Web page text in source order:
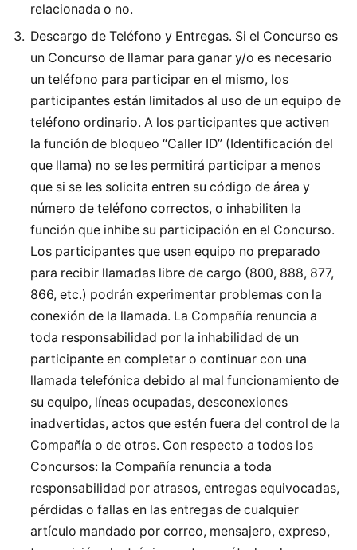
relacionada o no.
Descargo de Teléfono y Entregas. Si el Concurso es
un Concurso de llamar para ganar y/o es necesario
un teléfono para participar en el mismo, los
participantes están limitados al uso de un equipo de
teléfono ordinario. A los participantes que activen
la función de bloqueo “Caller ID” (Identificación del
que llama) no se les permitirá participar a menos
que si se les solicita entren su código de área y
número de teléfono correctos, o inhabiliten la
función que inhibe su participación en el Concurso.
Los participantes que usen equipo no preparado
para recibir llamadas libre de cargo (800, 888, 877,
866, etc.) podrán experimentar problemas con la
conexión de la llamada. La Compañía renuncia a
toda responsabilidad por la inhabilidad de un
participante en completar o continuar con una
llamada telefónica debido al mal funcionamiento de
su equipo, líneas ocupadas, desconexiones
inadvertidas, actos que estén fuera del control de la
Compañía o de otros. Con respecto a todos los
Concursos: la Compañía renuncia a toda
responsabilidad por atrasos, entregas equivocadas,
pérdidas o fallas en las entregas de cualquier
artículo mandado por correo, mensajero, expreso,